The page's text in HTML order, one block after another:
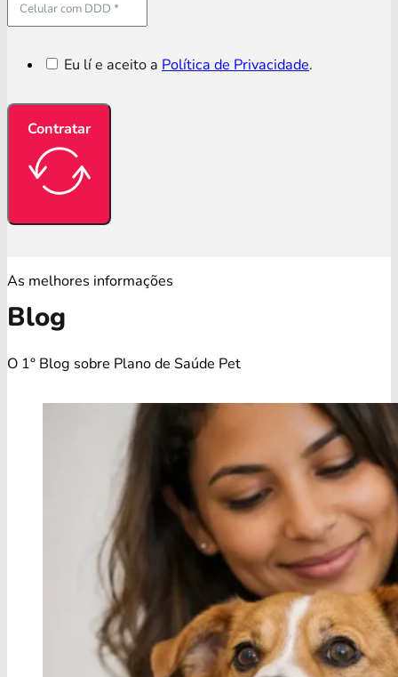
Eu lí e aceito a Política de Privacidade.
Contratar
As melhores informações
Blog
O 1° Blog sobre Plano de Saúde Pet